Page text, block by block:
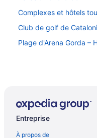
Complexes et hôtels
Club de golf de
Plage d'Arena Gorda –
Entreprise
À propos de